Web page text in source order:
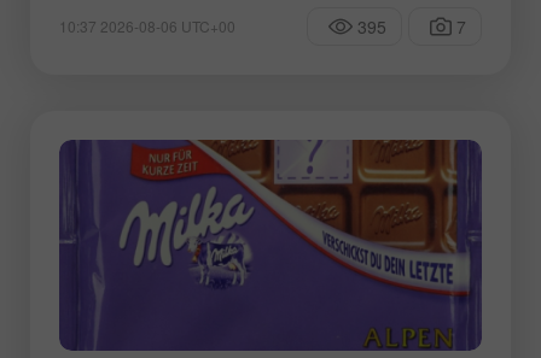
10:37 2026-08-06 UTC+00 395 7